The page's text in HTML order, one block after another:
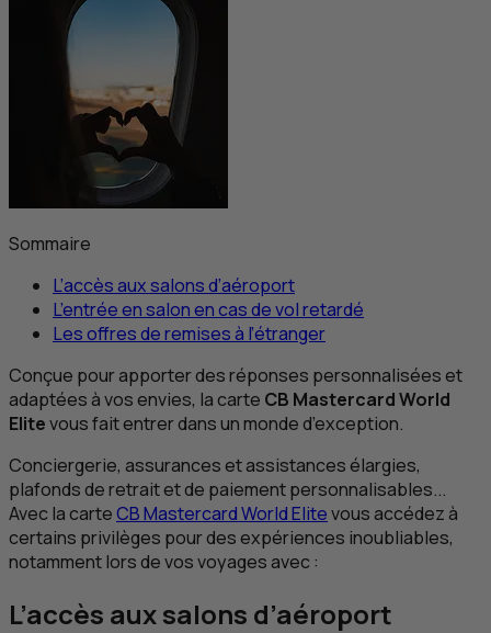
Sommaire
L’accès aux salons d’aéroport
L’entrée en salon en cas de vol retardé
Les offres de remises à l’étranger
Conçue pour apporter des réponses personnalisées et
adaptées à vos envies, la carte CB Mastercard World
Elitevous fait entrer dans un monde d’exception.
Conciergerie, assurances et assistances élargies,
plafonds de retrait et de paiement personnalisables...
Avec la carteCBMastercard World Elitevous accédez à
certains privilèges pour des expériences inoubliables,
notamment lors de vos voyages avec :
L’accès aux salons d’aéroport